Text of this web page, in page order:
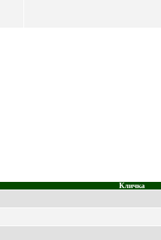
Кличка